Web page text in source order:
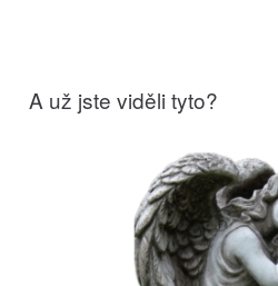
A už jste viděli tyto?